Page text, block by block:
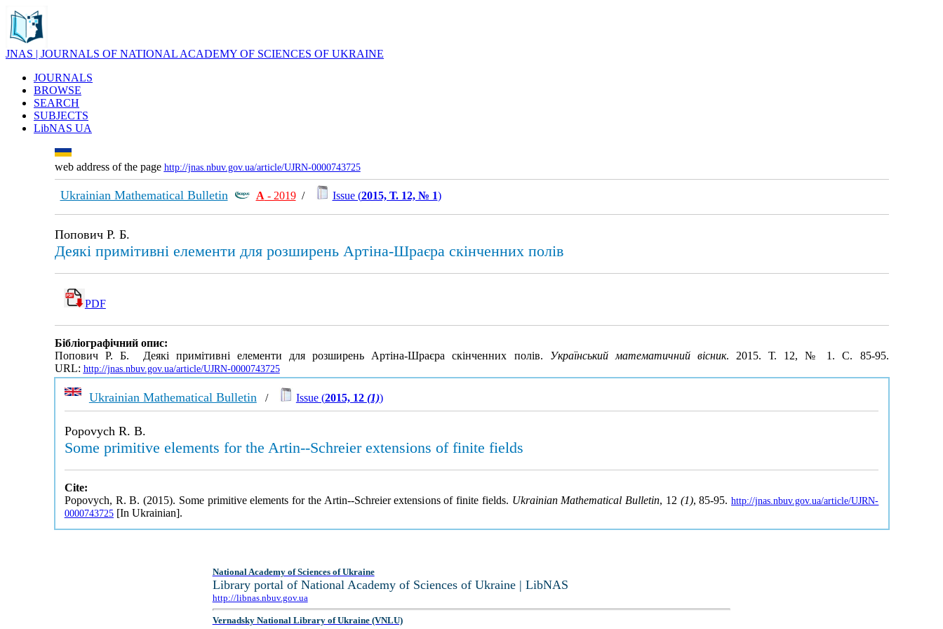
JNAS | JOURNALS OF NATIONAL ACADEMY OF SCIENCES OF UKRAINE
JOURNALS
BROWSE
SEARCH
SUBJECTS
LibNAS UA
web address of the page http://jnas.nbuv.gov.ua/article/UJRN-0000743725
Ukrainian Mathematical Bulletin А - 2019/ Issue (2015, Т. 12, № 1)
Попович Р. Б.
Деякі примітивні елементи для розширень Артіна-Шраєра скінченних полів
PDF
Бібліографічний опис:
Попович Р. Б. Деякі примітивні елементи для розширень Артіна-Шраєра скінченних полів. Український математичний вісник. 2015. Т. 12, № 1. С. 85-95.
URL: http://jnas.nbuv.gov.ua/article/UJRN-0000743725
Ukrainian Mathematical Bulletin / Issue (2015, 12 (1))
Popovych R. B.
Some primitive elements for the Artin--Schreier extensions of finite fields
Cite:
Popovych, R. B. (2015). Some primitive elements for the Artin--Schreier extensions of finite fields. Ukrainian Mathematical Bulletin, 12 (1), 85-95.http://jnas.nbuv.gov.ua/article/UJRN-
0000743725[In Ukrainian].
National Academy of Sciences of Ukraine
Library portal of National Academy of Sciences of Ukraine | LibNAS
http://libnas.nbuv.gov.ua
Vernadsky National Library of Ukraine (VNLU)